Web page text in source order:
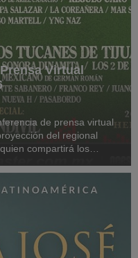
Virtual
de prensa virtual
del regional
compartirá los